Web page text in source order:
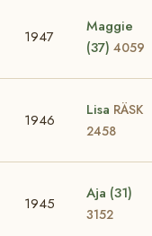
1947
Maggie
(37) 4059
1946
Lisa RÄSK
2458
1945
Aja (31)
3152